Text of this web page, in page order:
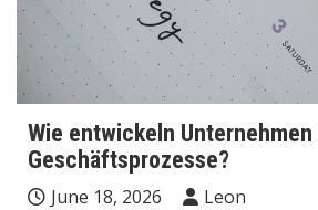
Wie entwickeln
Geschäftsprozesse?
June 18, 2026
Leon